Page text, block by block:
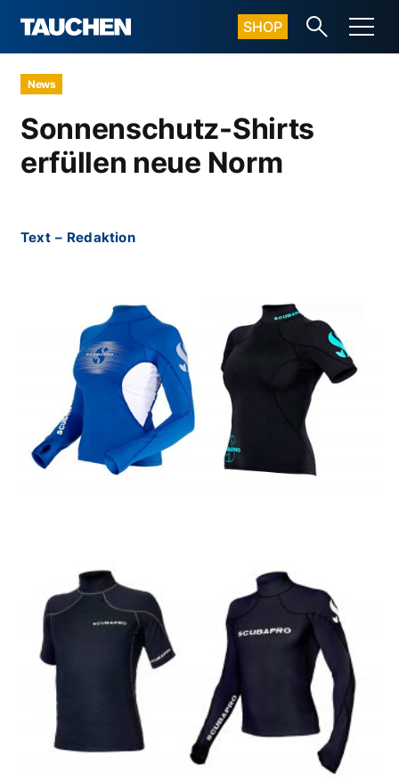
SHOP
News
Sonnenschutz-Shirts
erfüllen neue Norm
Text – Redaktion